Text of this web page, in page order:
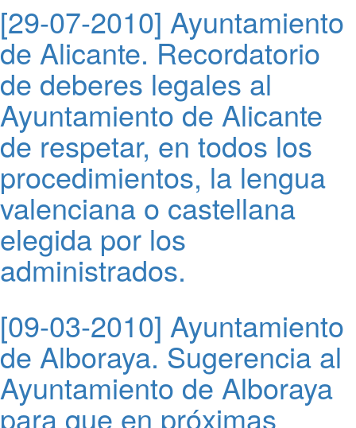
[29-07-2010] Ayuntamiento
de Alicante. Recordatorio
de deberes legales al
Ayuntamiento de Alicante
de respetar, en todos los
procedimientos, la lengua
valenciana o castellana
elegida por los
administrados.
[09-03-2010] Ayuntamiento
de Alboraya. Sugerencia al
Ayuntamiento de Alboraya
para que en próximas